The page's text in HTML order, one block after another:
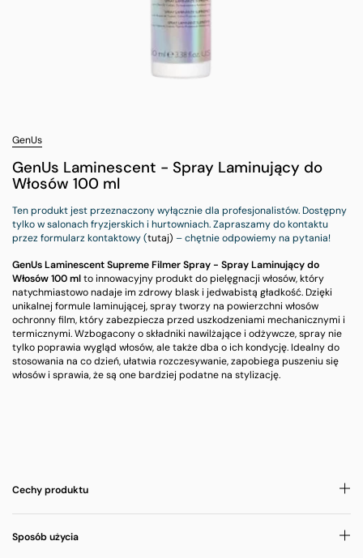
GenUs
GenUs Laminescent - Spray Laminujący do
Włosów 100 ml
Ten produkt jest przeznaczony wyłącznie dla profesjonalistów. Dostępny
tylko w salonach fryzjerskich i hurtowniach. Zapraszamy do kontaktu
przez formularz kontaktowy (tutaj) – chętnie odpowiemy na pytania!
GenUs Laminescent Supreme Filmer Spray - Spray Laminujący do
Włosów 100 mlto innowacyjny produkt do pielęgnacji włosów, który
natychmiastowo nadaje im zdrowy blask i jedwabistą gładkość. Dzięki
unikalnej formule laminującej, spray tworzy na powierzchni włosów
ochronny film, który zabezpiecza przed uszkodzeniami mechanicznymi i
termicznymi. Wzbogacony o składniki nawilżające i odżywcze, spray nie
tylko poprawia wygląd włosów, ale także dba o ich kondycję. Idealny do
stosowania na co dzień, ułatwia rozczesywanie, zapobiega puszeniu się
włosów i sprawia, że są one bardziej podatne na stylizację.
Cechy produktu
Sposób użycia